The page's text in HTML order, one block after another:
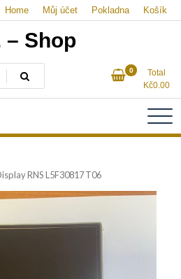
Home Můj účet Pokladna Košík
Shop
0
Total
Kč0.00
RNS L5F30817 T06